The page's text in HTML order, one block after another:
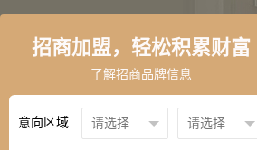
招商加盟，轻松积累财富
了解招商品牌信息
意向区域